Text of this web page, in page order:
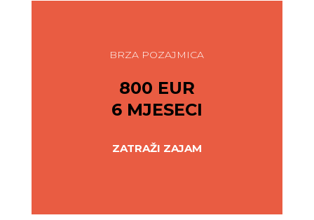
BRZA POZAJMICA
800 EUR
6 MJESECI
ZATRAŽI ZAJAM